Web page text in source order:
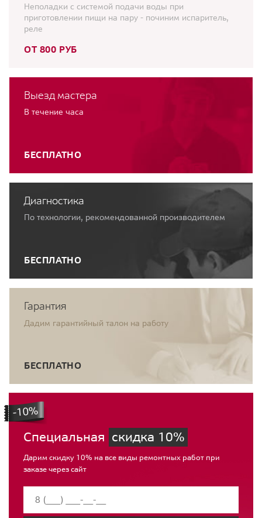
Неполадки с системой подачи воды при
приготовлении пищи на пару - починим испаритель,
реле
ОТ 800 РУБ
Выезд мастера
В течение часа
БЕСПЛАТНО
Диагностика
По технологии, рекомендованной производителем
БЕСПЛАТНО
Гарантия
Дадим гарантийный талон на работу
БЕСПЛАТНО
Специальная скидка 10%
Дарим скидку 10% на все виды ремонтных работ при
заказе через сайт